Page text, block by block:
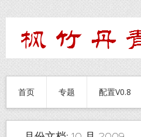
首页 专题 配置V0.8